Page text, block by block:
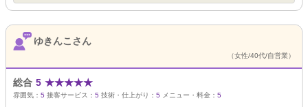
ゆきんこさん
（女性/40代/自営業）
総合 5 ★★★★★
雰囲気： 5 接客サービス： 5 技術・仕上がり： 5 メニュー・料金： 5